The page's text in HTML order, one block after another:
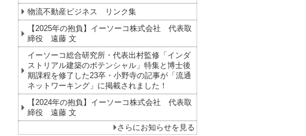
物流不動産ビジネス リンク集
【2025年の抱負】イーソーコ株式会社 代表取
締役 遠藤 文
イーソーコ総合研究所・代表出村監修「インダ
ストリアル建築のポテンシャル」特集と博士後
期課程を修了した23卒・小野寺の記事が「流通
ネットワーキング」に掲載されました！
【2024年の抱負】イーソーコ株式会社 代表取
締役 遠藤 文
さらにお知らせを見る